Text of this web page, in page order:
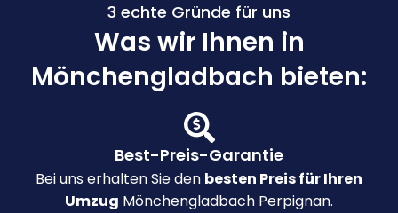
3 echte Gründe für uns
Was wir Ihnen in
Mönchengladbach bieten:
Best-Preis-Garantie
Bei uns erhalten Sie den besten Preis für Ihren
Umzug Mönchengladbach Perpignan.